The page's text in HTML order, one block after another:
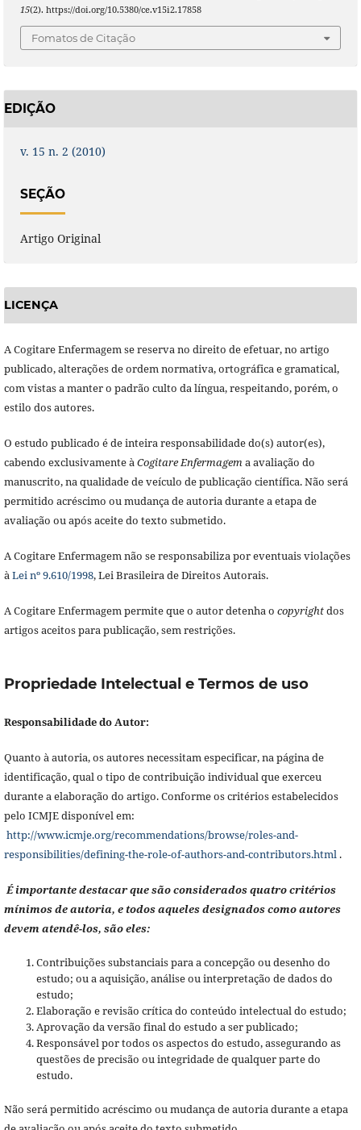
15(2). https://doi.org/10.5380/ce.v15i2.17858
Fomatos de Citação
EDIÇÃO
v. 15 n. 2 (2010)
SEÇÃO
Artigo Original
LICENÇA
A Cogitare Enfermagem se reserva no direito de efetuar, no artigo
publicado, alterações de ordem normativa, ortográfica e gramatical,
com vistas a manter o padrão culto da língua, respeitando, porém, o
estilo dos autores.
O estudo publicado é de inteira responsabilidade do(s) autor(es),
cabendo exclusivamente àCogitare Enfermagema avaliação do
manuscrito, na qualidade de veículo de publicação científica. Não será
permitido acréscimo ou mudança de autoria durante a etapa de
avaliação ou após aceite do texto submetido.
A Cogitare Enfermagem não se responsabiliza por eventuais violações
àLei nº 9.610/1998, Lei Brasileira de Direitos Autorais.
A Cogitare Enfermagem permite que o autor detenha o copyrightdos
artigos aceitos para publicação, sem restrições.
Propriedade Intelectual e Termos de uso
Responsabilidade do Autor:
Quanto à autoria, os autores necessitam especificar, na página de
identificação, qual o tipo de contribuição individual que exerceu
durante a elaboração do artigo. Conforme os critérios estabelecidos
pelo ICMJE disponível em:
http://www.icmje.org/recommendations/browse/roles-and-
responsibilities/defining-the-role-of-authors-and-contributors.html.
É importante destacar que são considerados quatro critérios
mínimos de autoria, e todos aqueles designados como autores
devem atendê-los, são eles:
Contribuições substanciais para a concepção ou desenho do
estudo; ou a aquisição, análise ou interpretação de dados do
estudo;
Elaboração e revisão crítica do conteúdo intelectual do estudo;
Aprovação da versão final do estudo a ser publicado;
Responsável por todos os aspectos do estudo, assegurando as
questões de precisão ou integridade de qualquer parte do
estudo.
Não será permitido acréscimo ou mudança de autoria durante a etapa